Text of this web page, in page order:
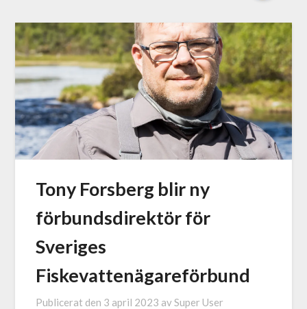
Tony Forsberg blir ny
förbundsdirektör för
Sveriges
Fiskevattenägareförbund
Publicerat den 3 april 2023 avSuper User